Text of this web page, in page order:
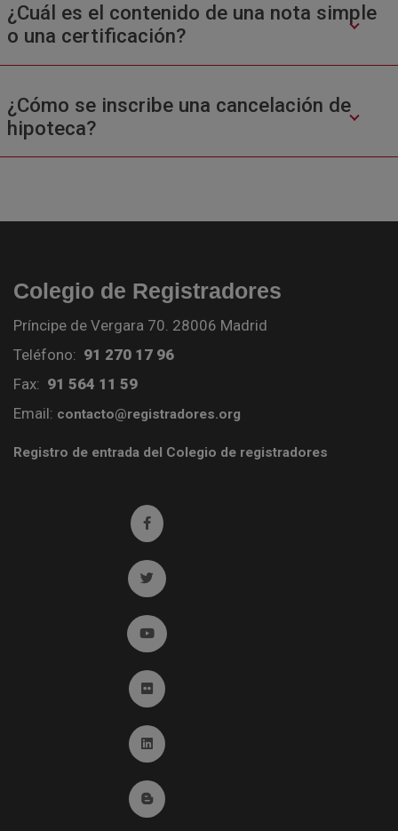
¿Cuál es el contenido de una nota simple
o una certificación?
¿Cómo se inscribe una cancelación de
hipoteca?
Colegio de Registradores
Príncipe de Vergara 70. 28006 Madrid
Teléfono: 91 270 17 96
Fax: 91 564 11 59
Email: contacto@registradores.org
Registro de entrada del Colegio de registradores
Ir a facebook (abre en ventana nueva)
Ir a twitter (abre en ventana nueva)
Ir a YouTube (abre en ventana nueva)
Ir a Flickr (abre en ventana nueva)
Ir a Linkedin (abre en ventana nueva)
Ir al Blog (abre en ventana nueva)